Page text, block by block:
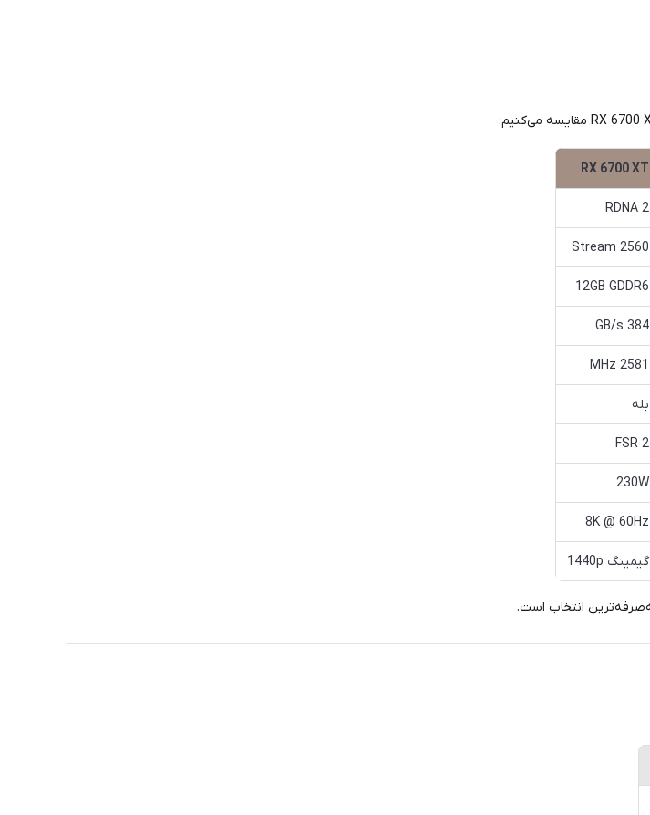
RX 6700 XT
RDNA 2
2560 Stream
12GB GDDR6
384 GB/s
2581 MHz
بله
FSR 2
230W
8K @ 60Hz
گیمینگ 1440p